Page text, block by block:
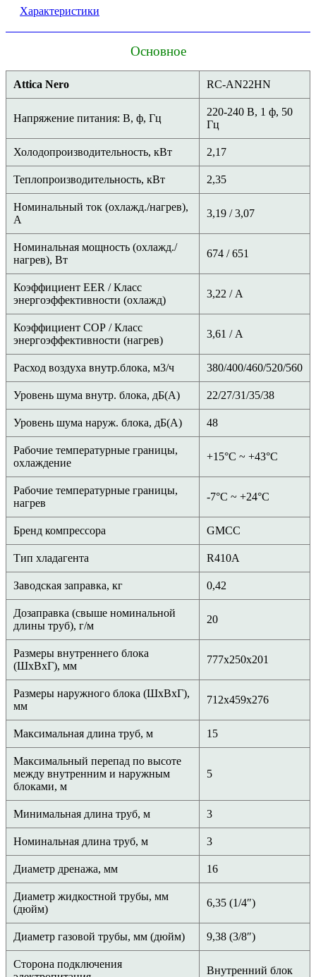
Характеристики
Основное
Attica Nero RC-AN22HN
Напряжение питания: В, ф, Гц
220-240 В, 1 ф, 50
Гц
Холодопроизводительность, кВт 2,17
Теплопроизводительность, кВт 2,35
Номинальный ток (охлажд./нагрев),
А
3,19 / 3,07
Номинальная мощность (охлажд./
нагрев), Вт
674 / 651
Коэффициент EER / Класс
энергоэффективности (охлажд)
3,22 / A
Коэффициент COP / Класс
энергоэффективности (нагрев)
3,61 / A
Расход воздуха внутр.блока, м3/ч 380/400/460/520/560
Уровень шума внутр. блока, дБ(А) 22/27/31/35/38
Уровень шума наруж. блока, дБ(А) 48
Рабочие температурные границы,
охлаждение
+15°С ~ +43°С
Рабочие температурные границы,
нагрев
-7°С ~ +24°С
Бренд компрессора GMCC
Тип хладагента R410A
Заводская заправка, кг 0,42
Дозаправка (свыше номинальной
длины труб), г/м
20
Размеры внутреннего блока
(ШхВхГ), мм
777x250x201
Размеры наружного блока (ШхВхГ),
мм
712x459x276
Максимальная длина труб, м 15
Максимальный перепад по высоте
между внутренним и наружным
блоками, м
5
Минимальная длина труб, м 3
Номинальная длина труб, м 3
Диаметр дренажа, мм 16
Диаметр жидкостной трубы, мм
(дюйм)
6,35 (1/4″)
Диаметр газовой трубы, мм (дюйм) 9,38 (3/8″)
Сторона подключения
Внутренний блок